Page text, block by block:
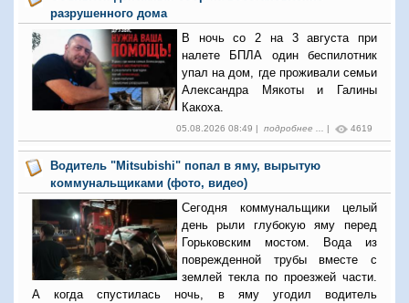
разрушенного дома
В ночь со 2 на 3 августа при
налете БПЛА один беспилотник
упал на дом, где проживали семьи
Александра Мякоты и Галины
Какоха.
05.08.2026 08:49 | подробнее ... | 4619
Водитель "Mitsubishi" попал в яму, вырытую
коммунальщиками (фото, видео)
Сегодня коммунальщики целый
день рыли глубокую яму перед
Горьковским мостом. Вода из
поврежденной трубы вместе с
землей текла по проезжей части.
А когда спустилась ночь, в яму угодил водитель